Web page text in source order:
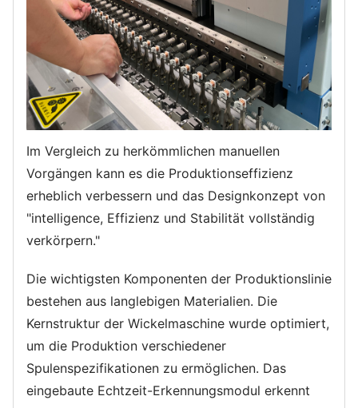
Im Vergleich zu herkömmlichen manuellen
Vorgängen kann es die Produktionseffizienz
erheblich verbessern und das Designkonzept von
"intelligence, Effizienz und Stabilität vollständig
verkörpern."
Die wichtigsten Komponenten der Produktionslinie
bestehen aus langlebigen Materialien. Die
Kernstruktur der Wickelmaschine wurde optimiert,
um die Produktion verschiedener
Spulenspezifikationen zu ermöglichen. Das
eingebaute Echtzeit-Erkennungsmodul erkennt